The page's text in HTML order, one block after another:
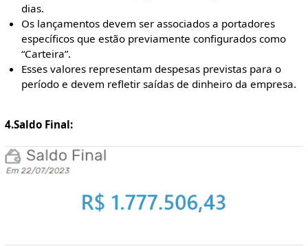
dias.
Os lançamentos devem ser associados a portadores
específicos que estão previamente configurados como
“Carteira”.
Esses valores representam despesas previstas para o
período e devem refletir saídas de dinheiro da empresa.
4.Saldo Final: